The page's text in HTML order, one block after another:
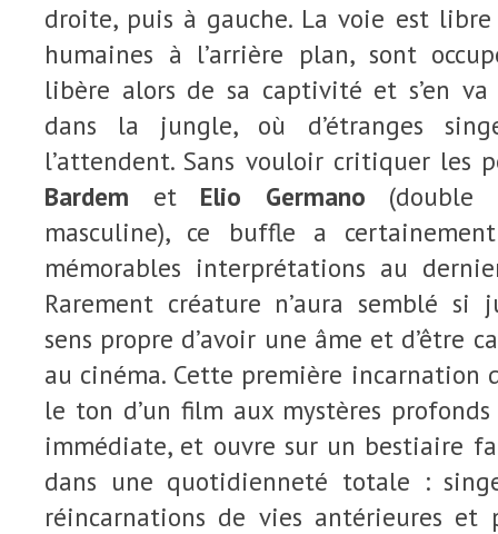
droite, puis à gauche. La voie est libre
humaines à l’arrière plan, sont
libère alors de sa captivité et s’en
dans la jungle, où d’étranges
l’attendent. Sans vouloir critiquer les
Bardem et Elio Germano (double
masculine), ce buffle a
mémorables interprétations au
Rarement créature n’aura semblé si
sens propre d’avoir une âme et d’être
au cinéma. Cette première incarnation
le ton d’un film aux mystères
immédiate, et ouvre sur un bestiaire
dans une quotidienneté totale :
réincarnations de vies antérieures et